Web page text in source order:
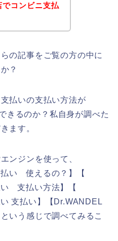
コンビニ支払
の記事をご覧の方の中に
？
払いの支払い方法が
きるのか？私自身が調べた
ます。
ンジンを使って、
払い 使えるの？】【
い 支払い方法】【
支払い】【Dr.WANDEL
いう感じで調べてみるこ